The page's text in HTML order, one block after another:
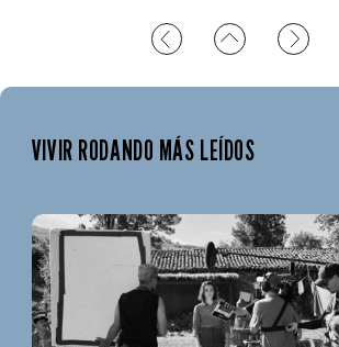
VIVIR RODANDO MÁS LEÍDOS